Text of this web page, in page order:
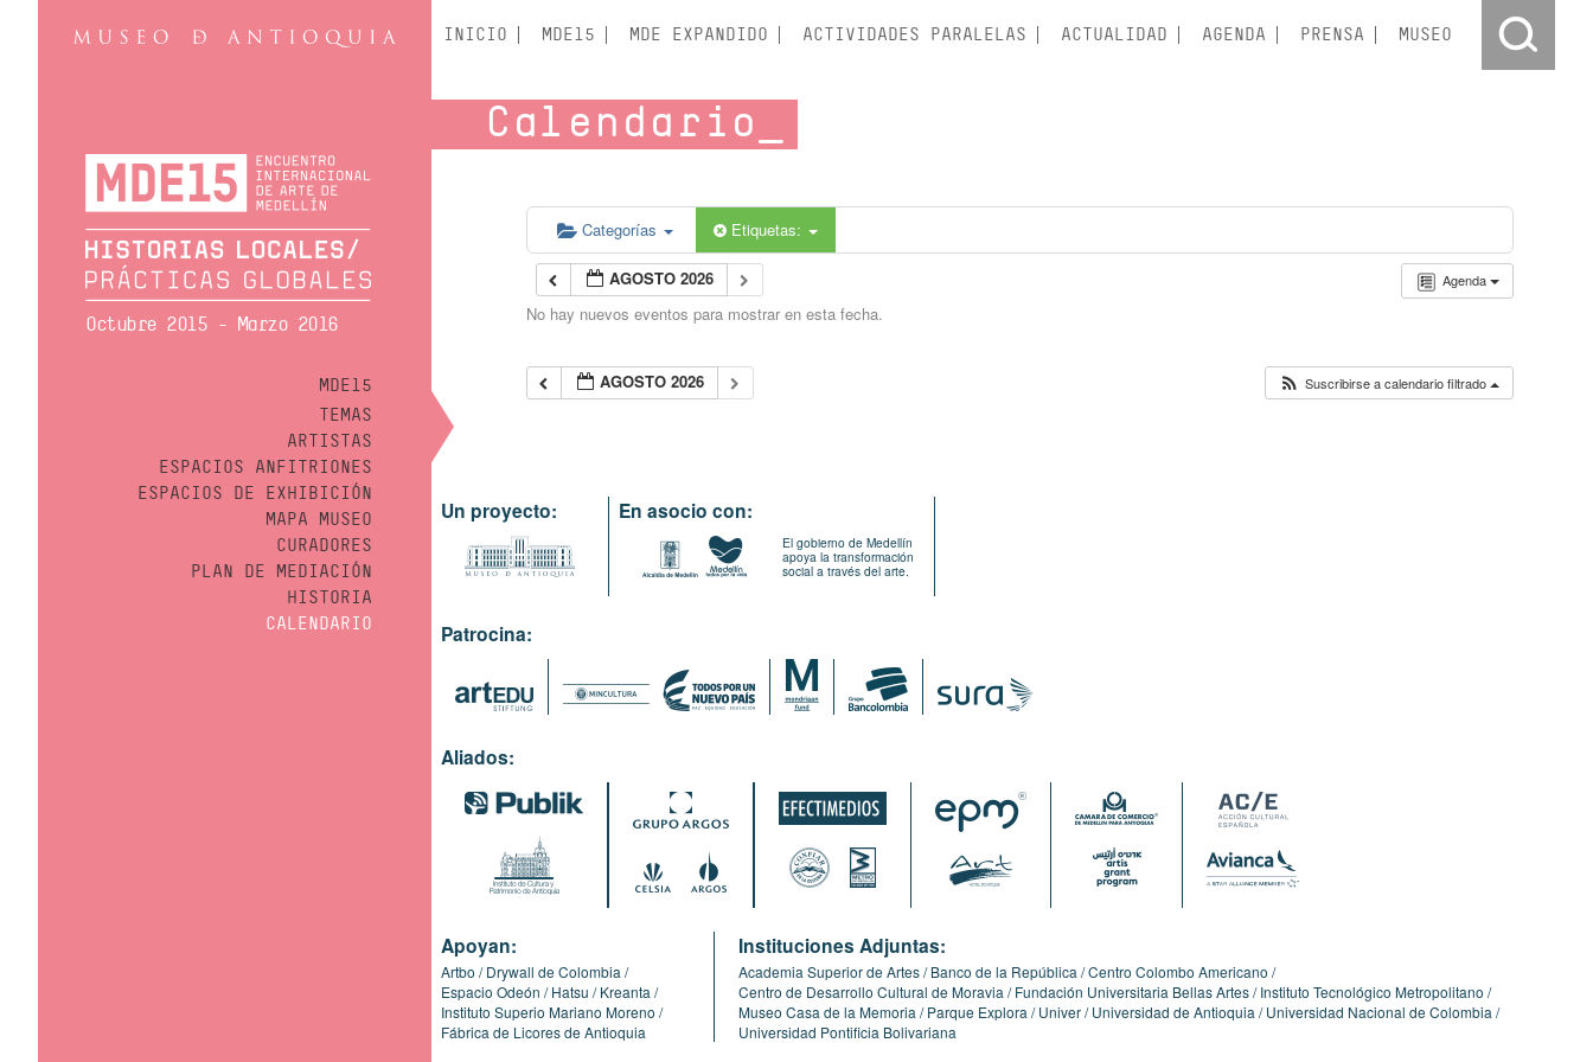
Octubre 2015 - Marzo 2016
MDE15
TEMAS
ARTISTAS
ESPACIOS ANFITRIONES
ESPACIOS DE EXHIBICIÓN
MAPA MUSEO
CURADORES
PLAN DE MEDIACIÓN
HISTORIA
CALENDARIO
INICIO MDE15 MDE EXPANDIDO ACTIVIDADES PARALELAS ACTUALIDAD AGENDA PRENSA MUSEO
Calendario
Categorías Etiquetas:
Agenda
AGOSTO 2026
No hay nuevos eventos para mostrar en esta fecha.
AGOSTO 2026 Suscribirse a calendario filtrado
Un proyecto: En asocio con:
El gobierno de Medellín
apoya la transformación
social a través del arte.
Patrocina:
Aliados:
Apoyan:
Artbo
Drywall de Colombia
Espacio Odeón
Hatsu
Kreanta
Instituto Superio Mariano Moreno
Fábrica de Licores de Antioquia
Instituciones Adjuntas:
Academia Superior de Artes Banco de la República Centro Colombo Americano
Centro de Desarrollo Cultural de Moravia
Fundación Universitaria Bellas Artes Instituto Tecnológico Metropolitano
Museo Casa de la Memoria
Parque Explora Univer Universidad de Antioquia
Universidad Nacional de Colombia
Universidad Pontificia Bolivariana